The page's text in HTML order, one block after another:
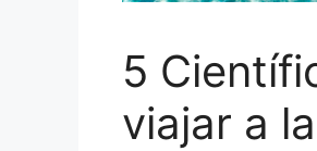
5
viajar a